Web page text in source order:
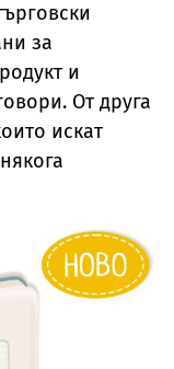
за
и
От друга
искат